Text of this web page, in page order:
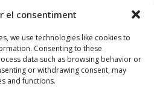
el consentiment
we use technologies like cookies to
Consenting to these
data such as browsing behavior or
or withdrawing consent, may
and functions.